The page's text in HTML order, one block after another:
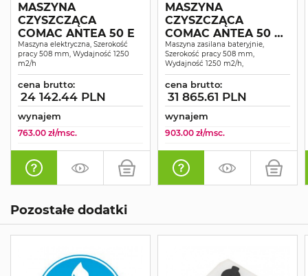
MASZYNA
CZYSZCZĄCA
COMAC ANTEA 50 E
Maszyna elektryczna, Szerokość
pracy 508 mm, Wydajność 1250
m2/h
cena brutto:
24 142.44 PLN
wynajem
763.00 zł/msc.
MASZYNA
CZYSZCZĄCA
COMAC ANTEA 50 B
KOMPLET
Maszyna zasilana bateryjnie,
Szerokość pracy 508 mm,
Wydajność 1250 m2/h,
cena brutto:
31 865.61 PLN
wynajem
903.00 zł/msc.
Pozostałe dodatki